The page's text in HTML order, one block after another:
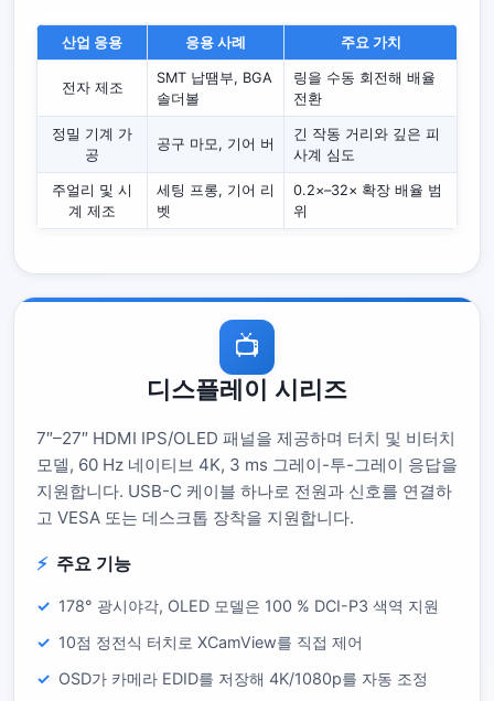
산업 응용 응용 사례 주요 가치
전자 제조
SMT 납땜부, BGA
솔더볼
링을 수동 회전해 배율
전환
정밀 기계 가
공
공구 마모, 기어 버
긴 작동 거리와 깊은 피
사계 심도
주얼리 및 시
계 제조
세팅 프롱, 기어 리
벳
0.2×–32× 확장 배율 범
위
📺
디스플레이 시리즈
7″–27″ HDMI IPS/OLED 패널을 제공하며 터치 및 비터치
모델, 60 Hz 네이티브 4K, 3 ms 그레이-투-그레이 응답을
지원합니다. USB-C 케이블 하나로 전원과 신호를 연결하
고 VESA 또는 데스크톱 장착을 지원합니다.
주요 기능
178° 광시야각, OLED 모델은 100 % DCI-P3 색역 지원
10점 정전식 터치로 XCamView를 직접 제어
OSD가 카메라 EDID를 저장해 4K/1080p를 자동 조정